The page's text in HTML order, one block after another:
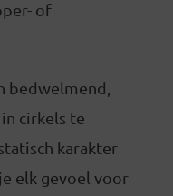
of
bedwelmend,
cirkels te
karakter
elk gevoel voor